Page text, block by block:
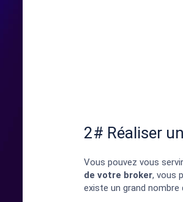
2# Réaliser
Vous pouvez vous
de votre broker, vous
existe un grand